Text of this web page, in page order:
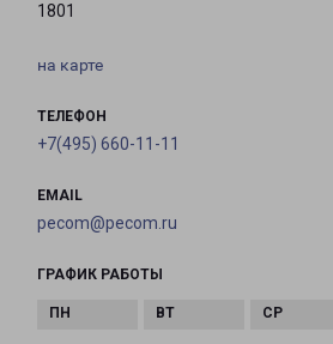
1801
на карте
ТЕЛЕФОН
+7(495) 660-11-11
EMAIL
pecom@pecom.ru
ГРАФИК РАБОТЫ